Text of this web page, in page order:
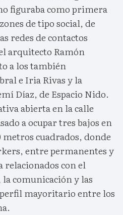
figuraba como primera
de tipo social, de
redes de contactos
arquitecto Ramón
a los también
e Iria Rivas y la
Díaz, de Espacio Nido.
abierta en la calle
a ocupar tres bajos en
cuadrados, donde
entre permanentes y
con el
comunicación y las
mayoritario entre los